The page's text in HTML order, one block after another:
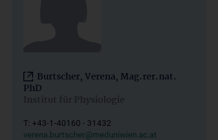
Burtscher, Verena, Mag.rer.nat.
PhD
Institut für Physiologie
T: +43-1-40160 - 31432
verena.burtscher@meduniwien.ac.at